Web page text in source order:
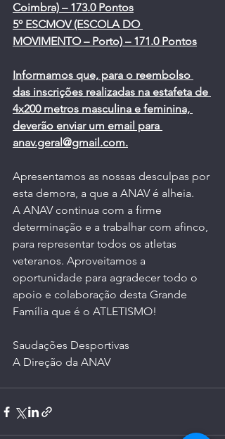
Coimbra) – 173.0 Pontos
5º ESCMOV (ESCOLA DO
MOVIMENTO – Porto) – 171.0 Pontos
Informamos que, para o reembolso
das inscrições realizadas na estafeta de
4x200 metros masculina e feminina,
deverão enviar um email para
anav.geral@gmail.com.
Apresentamos as nossas desculpas por
esta demora, a que a ANAV é alheia.
A ANAV continua com a firme
determinação e a trabalhar com afinco,
para representar todos os atletas
veteranos. Aproveitamos a
oportunidade para agradecer todo o
apoio e colaboração desta Grande
Família que é o ATLETISMO!
Saudações Desportivas
A Direção da ANAV